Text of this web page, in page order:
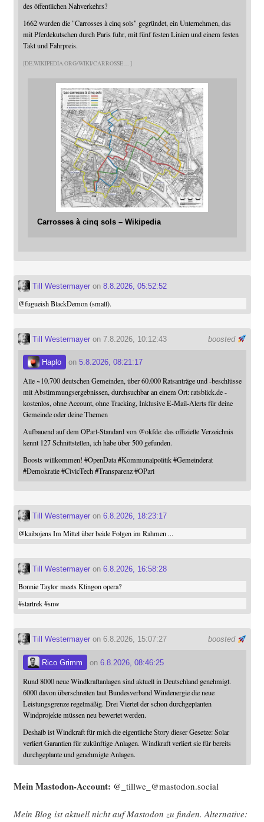
des öffentlichen Nahverkehrs?
1662 wurden die "Carrosses à cinq sols" gegründet, ein Unternehmen, das
mit Pferdekutschen durch Paris fuhr, mit fünf festen Linien und einem festen
Takt und Fahrpreis.
DE.WIKIPEDIA.ORG/WIKI/CARROSSE
Carrosses à cinq sols – Wikipedia
Till Westermayeron 8.8.2026, 05:52:52
@fugueishBlackDemon (small).
boosted
Till Westermayeron 7.8.2026, 10:12:43
Haplo on 5.8.2026, 08:21:17
Alle ~10.700 deutschen Gemeinden, über 60.000 Ratsanträge und -beschlüsse
mit Abstimmungsergebnissen, durchsuchbar an einem Ort: ratsblick.de -
kostenlos, ohne Account, ohne Tracking, Inklusive E-Mail-Alerts für deine
Gemeinde oder deine Themen
Aufbauend auf dem OParl-Standard von @okfde: das offizielle Verzeichnis
kennt 127 Schnittstellen, ich habe über 500 gefunden.
Boosts willkommen! #OpenData #Kommunalpolitik #Gemeinderat
#Demokratie #CivicTech #Transparenz #OParl
Till Westermayeron 6.8.2026, 18:23:17
@kaibojensIm Mittel über beide Folgen im Rahmen ...
Till Westermayeron 6.8.2026, 16:58:28
Bonnie Taylor meets Klingon opera?
#startrek #snw
boosted
Till Westermayeron 6.8.2026, 15:07:27
Rico Grimm on 6.8.2026, 08:46:25
Rund 8000 neue Windkraftanlagen sind aktuell in Deutschland genehmigt.
6000 davon überschreiten laut Bundesverband Windenergie die neue
Leistungsgrenze regelmäßig. Drei Viertel der schon durchgeplanten
Windprojekte müssen neu bewertet werden.
Deshalb ist Windkraft für mich die eigentliche Story dieser Gesetze: Solar
verliert Garantien für zukünftige Anlagen. Windkraft verliert sie für bereits
durchgeplante und genehmigte Anlagen.
Mein Mast­o­don-Account: @_tillwe_@mastodon.social
Mein Blog ist aktu­ell nicht auf Mast­o­don zu fin­den. Alter­na­ti­ve: